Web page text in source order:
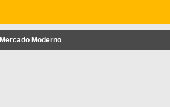
Mercado Moderno